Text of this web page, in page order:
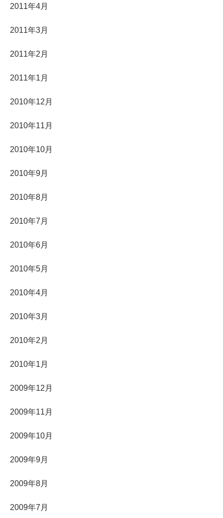
2011年4月
2011年3月
2011年2月
2011年1月
2010年12月
2010年11月
2010年10月
2010年9月
2010年8月
2010年7月
2010年6月
2010年5月
2010年4月
2010年3月
2010年2月
2010年1月
2009年12月
2009年11月
2009年10月
2009年9月
2009年8月
2009年7月